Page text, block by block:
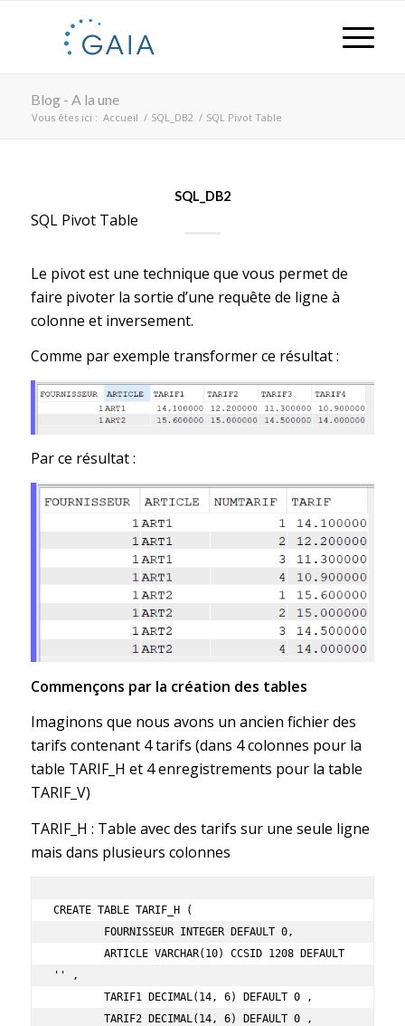
Blog - A la une
Vous êtes ici : Accueil / SQL_DB2 / SQL Pivot Table
SQL_DB2
SQL Pivot Table
Le pivot est une technique que vous permet de
faire pivoter la sortie d’une requête de ligne à
colonne et inversement.
Comme par exemple transformer ce résultat :
Par ce résultat :
Commençons par la création des tables
Imaginons que nous avons un ancien fichier des
tarifs contenant 4 tarifs (dans 4 colonnes pour la
table TARIF_H et 4 enregistrements pour la table
TARIF_V)
TARIF_H : Table avec des tarifs sur une seule ligne
mais dans plusieurs colonnes
CREATE TABLE TARIF_H (
'' ,